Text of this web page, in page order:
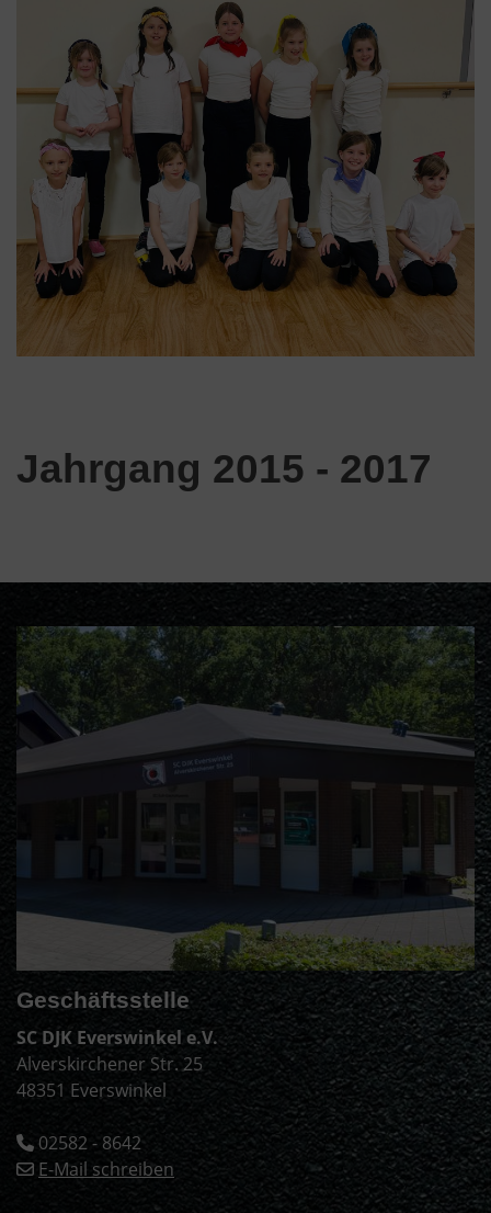
Jahrgang 2015 - 2017
Geschäftsstelle
SC DJK Everswinkel e.V.
Alverskirchener Str. 25
48351 Everswinkel
02582 - 8642
E-Mail schreiben